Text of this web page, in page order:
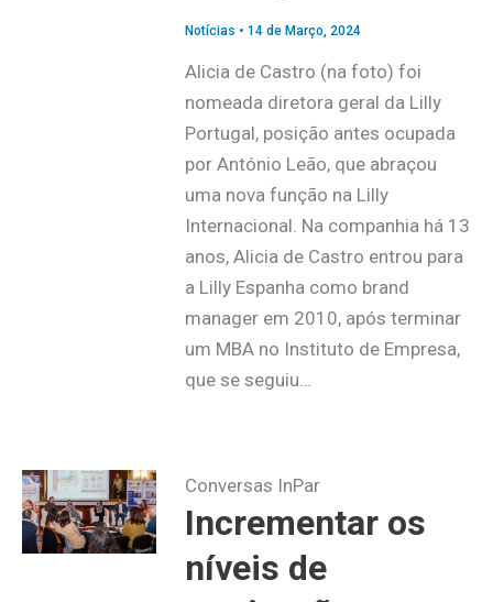
Notícias • 14 de Março, 2024
Alicia de Castro (na foto) foi
nomeada diretora geral da Lilly
Portugal, posição antes ocupada
por António Leão, que abraçou
uma nova função na Lilly
Internacional. Na companhia há 13
anos, Alicia de Castro entrou para
a Lilly Espanha como brand
manager em 2010, após terminar
um MBA no Instituto de Empresa,
que se seguiu…
Conversas InPar
Incrementar os
níveis de